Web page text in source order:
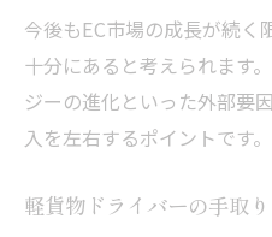
今後もEC市場の成長が続く
十分にあると考えられます
ジーの進化といった外部要
入を左右するポイントです。
軽貨物ドライバーの手取